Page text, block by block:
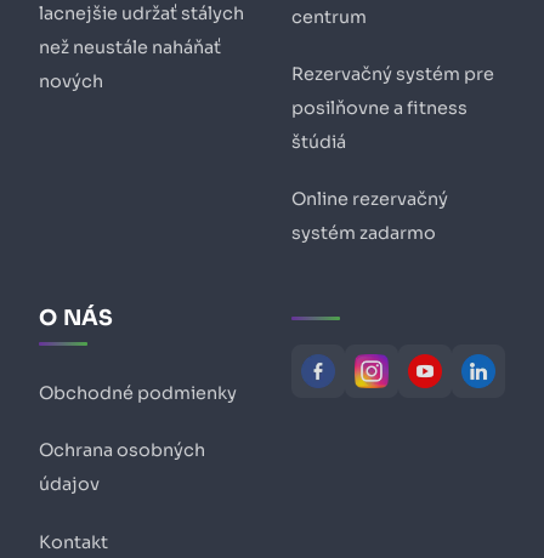
lacnejšie udržať stálych
než neustále naháňať
nových
centrum
Rezervačný systém pre
posilňovne a fitness
štúdiá
Online rezervačný
systém zadarmo
O NÁS
Obchodné podmienky
Ochrana osobných
údajov
Kontakt